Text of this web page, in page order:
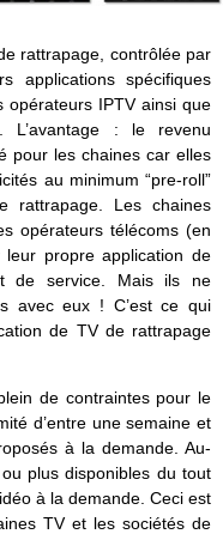
rattrapage, contrôlée par
applications spécifiques
IPTV ainsi que
L’avantage : le revenu
pour les chaines car elles
au minimum “pre-roll”
rattrapage. Les chaines
opérateurs télécoms (en
leur propre application de
de service. Mais ils ne
avec eux ! C’est ce qui
de TV de rattrapage
de contraintes pour le
d’entre une semaine et
à la demande. Au-
plus disponibles du tout
à la demande. Ceci est
TV et les sociétés de